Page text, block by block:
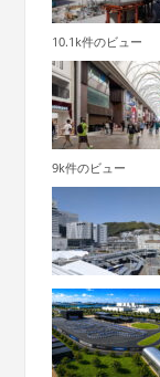
10.1k件のビュー
9k件のビュー